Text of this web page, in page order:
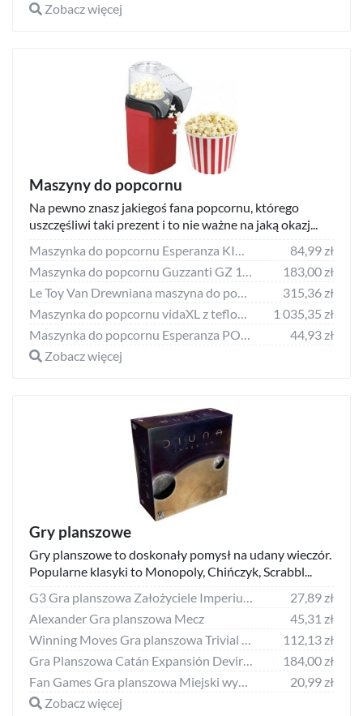
Zobacz więcej
Maszyny do popcornu
Na pewno znasz jakiegoś fana popcornu, którego
uszczęśliwi taki prezent i to nie ważne na jaką okazj...
Maszynka do popcornu Esperanza KICK EKP007
84,99 zł
Maszynka do popcornu Guzzanti GZ 130A
183,00 zł
Le Toy Van Drewniana maszyna do popcornu zabawka Le Toy Van
315,36 zł
Maszynka do popcornu vidaXL z teflonowym pojemnikiem 51058
1 035,35 zł
Maszynka do popcornu Esperanza POP EKP006
44,93 zł
Zobacz więcej
Gry planszowe
Gry planszowe to doskonały pomysł na udany wieczór.
Popularne klasyki to Monopoly, Chińczyk, Scrabbl...
G3 Gra planszowa Założyciele Imperium
27,89 zł
Alexander Gra planszowa Mecz
45,31 zł
Winning Moves Gra planszowa Trivial Pursuit Domówka Ultimate
112,13 zł
Gra Planszowa Catán Expansión Devir Mercaderes y Bárbaros (ES)
184,00 zł
Fan Games Gra planszowa Miejski wyścig i Misja wojskowa
20,99 zł
Zobacz więcej